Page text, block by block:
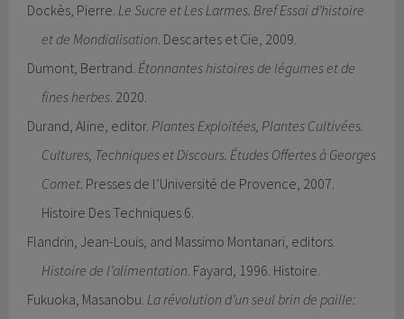
Dockès, Pierre.Le Sucre et Les Larmes. Bref Essai d’histoire
et de Mondialisation. Descartes et Cie, 2009.
Dumont, Bertrand.Étonnantes histoires de légumes et de
fines herbes. 2020.
Durand, Aline, editor.Plantes Exploitées, Plantes Cultivées.
Cultures, Techniques et Discours. Études Offertes à Georges
Comet. Presses de l’Université de Provence, 2007.
Histoire Des Techniques 6.
Flandrin, Jean-Louis, and Massimo Montanari, editors.
Histoire de l’alimentation. Fayard, 1996. Histoire.
Fukuoka, Masanobu.La révolution d’un seul brin de paille: